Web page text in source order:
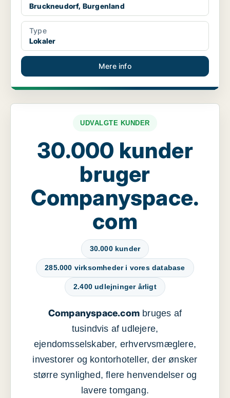
Bruckneudorf, Burgenland
Type
Lokaler
Mere info
UDVALGTE KUNDER
30.000 kunder
bruger
Companyspace.
com
30.000 kunder
285.000 virksomheder i vores database
2.400 udlejninger årligt
Companyspace.com bruges af
tusindvis af udlejere,
ejendomsselskaber, erhvervsmæglere,
investorer og kontorhoteller, der ønsker
større synlighed, flere henvendelser og
lavere tomgang.